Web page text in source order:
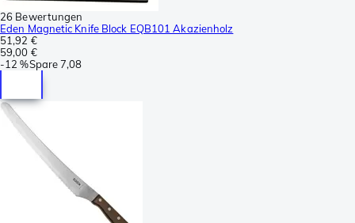
26 Bewertungen
Eden Magnetic Knife Block EQB101 Akazienholz
51,92 €
59,00 €
-12 %Spare7,08